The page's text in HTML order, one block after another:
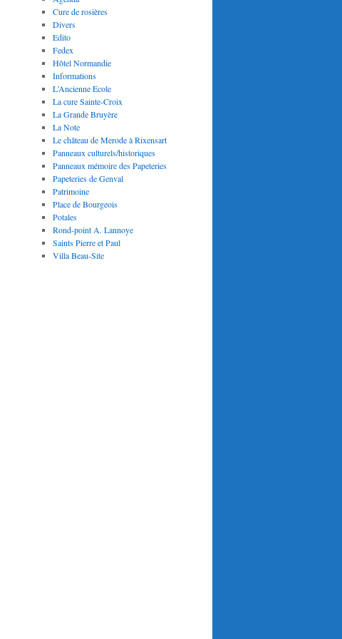
Cure de rosières
Divers
Edito
Fedex
Hôtel Normandie
Informations
L’Ancienne Ecole
La cure Sainte-Croix
La Grande Bruyère
La Note
Le château de Merode à Rixensart
Panneaux culturels/historiques
Panneaux mémoire des Papeteries
Papeteries de Genval
Patrimoine
Place de Bourgeois
Potales
Rond-point A. Lannoye
Saints Pierre et Paul
Villa Beau-Site